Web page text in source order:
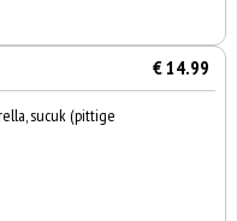
€ 14.99
sucuk (pittige